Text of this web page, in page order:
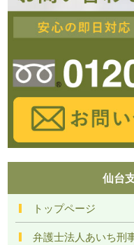
仙台
トップページ
弁護士法人あいち刑